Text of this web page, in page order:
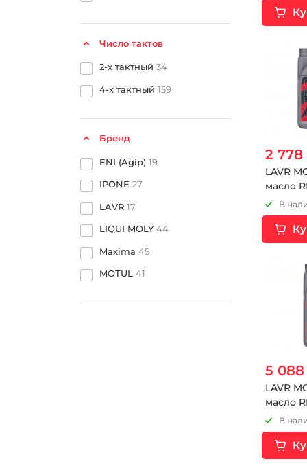
Число тактов
2-х тактный 34
4-х тактный 159
Бренд
ENI (Agip) 19
IPONE 27
LAVR 17
LIQUI MOLY44
Maxima 45
MOTUL 41
2 778
LAVR
масло
FC, 4 л
В
5 088
LAVR
масло
0W40
В